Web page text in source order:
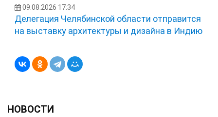
09.08.2026 17:34
Делегация Челябинской области отправится
на выставку архитектуры и дизайна в Индию
НОВОСТИ